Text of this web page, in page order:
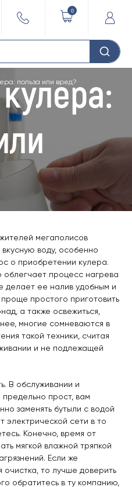
польза или вред?
0
мегаполисов
воду, особенно
о приобретении кулера.
облегчает процесс нагрева
делает ее налив удобным и
простого приготовить
а также освежиться,
многие сомневаются в
такой техники, считая
и не подлежащей
В обслуживании и
предельно прост, вам
заменять бутыли с водой
электрической сети в то
Конечно, время от
мягкой влажной тряпкой
Если же
то лучше доверить
обратитесь в ту компанию,